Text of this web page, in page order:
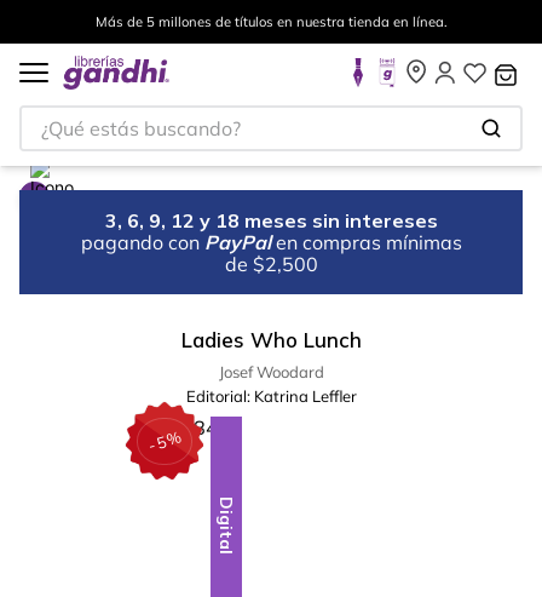
Más de 5 millones de títulos en nuestra tienda en línea.
¿Qué estás buscando?
3, 6, 9, 12 y 18 meses sin intereses
pagando con PayPal en compras mínimas
de $2,500
Ladies Who Lunch
Josef Woodard
Editorial: Katrina Leffler
-5%
Digital